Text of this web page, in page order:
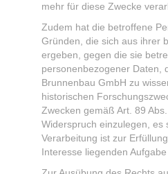
mehr für diese Zwecke
Zudem hat die betroffene
Gründen, die sich aus ihrer
ergeben, gegen die sie
personenbezogener Daten,
Brunnenbau GmbH zu
historischen
Zwecken gemäß Art. 89
Widerspruch einzulegen, es
Verarbeitung ist zur
Interesse liegenden Aufgabe